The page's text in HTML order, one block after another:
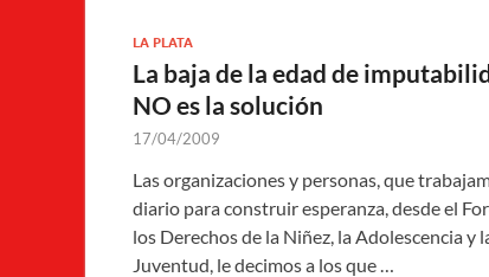
LA PLATA
La baja de la edad de
NO es la solución
17/04/2009
Las organizaciones y personas, que
diario para construir esperanza, desde el
los Derechos de la Niñez, la Adolescencia y
Juventud, le decimos a los que …